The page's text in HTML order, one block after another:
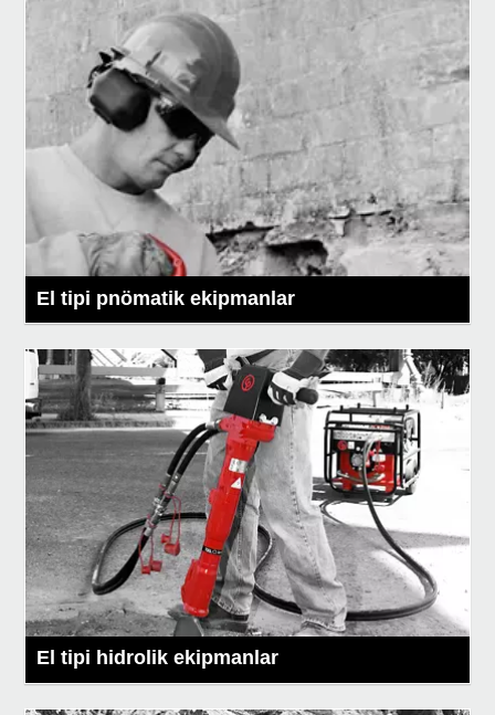
El tipi pnömatik ekipmanlar
El tipi hidrolik ekipmanlar